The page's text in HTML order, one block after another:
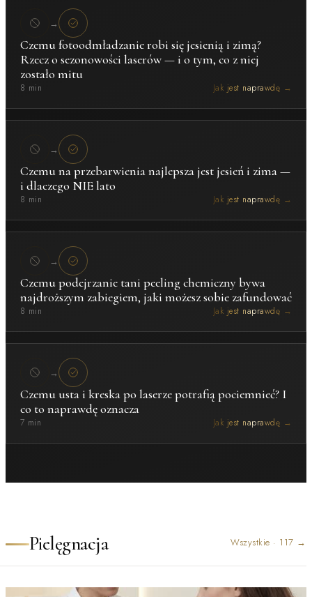
→
Czemu fotoodmładzanie robi się jesienią i zimą?
Rzecz o sezonowości laserów — i o tym, co z niej
zostało mitu
8 min Jak jest naprawdę →
→
Czemu na przebarwienia najlepsza jest jesień i zima —
i dlaczego NIE lato
8 min Jak jest naprawdę →
→
Czemu podejrzanie tani peeling chemiczny bywa
najdroższym zabiegiem, jaki możesz sobie zafundować
8 min Jak jest naprawdę →
→
Czemu usta i kreska po laserze potrafią pociemnieć? I
co to naprawdę oznacza
7 min Jak jest naprawdę →
Pielęgnacja Wszystkie · 117 →